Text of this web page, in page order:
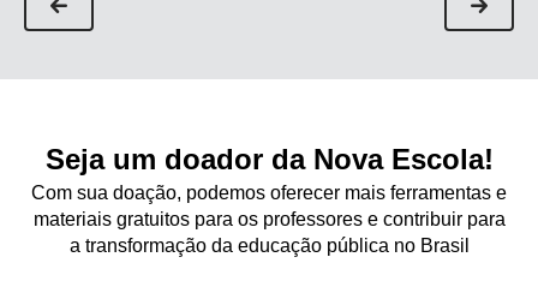
Seja um doador da Nova Escola!
Com sua doação, podemos oferecer mais ferramentas e
materiais gratuitos para os professores e contribuir para
a transformação da educação pública no Brasil